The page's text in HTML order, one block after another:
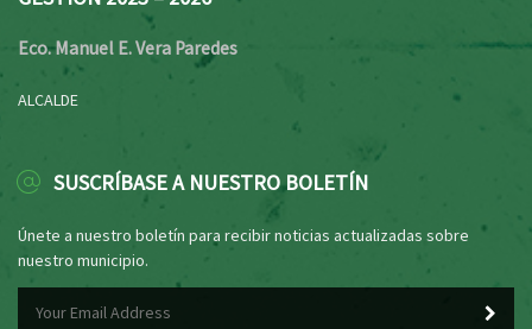
Eco. Manuel E. Vera Paredes
ALCALDE
SUSCRÍBASE A NUESTRO BOLETÍN
Únete a nuestro boletín para recibir noticias actualizadas sobre
nuestro municipio.